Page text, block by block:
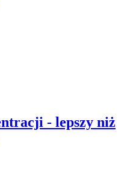
- lepszy niż